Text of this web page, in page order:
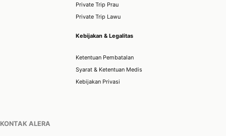
Private Trip Prau
Private Trip Lawu
Kebijakan & Legalitas
Ketentuan Pembatalan
Syarat & Ketentuan Medis
Kebijakan Privasi
KONTAK ALERA